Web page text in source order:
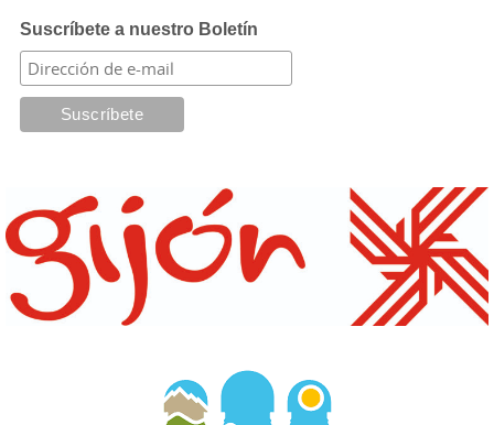
Suscríbete a nuestro Boletín